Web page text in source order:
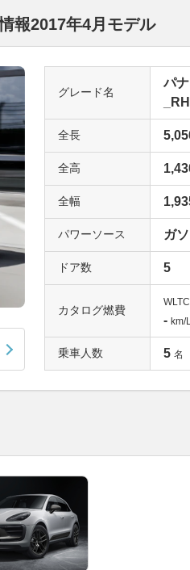
報2017年4月モデル
グレード名
パ
全長
全高
全幅
パワーソース ガ
ドア数 5
カタログ燃費
- km/
乗車人数 5 名